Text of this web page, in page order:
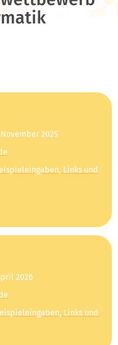
2025
Links und
2026
Links und